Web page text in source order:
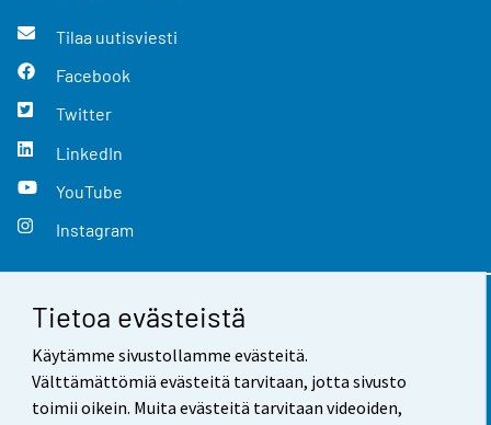
Tietoa evästeistä
Käytämme sivustollamme evästeitä.
Välttämättömiä evästeitä tarvitaan, jotta sivusto
toimii oikein. Muita evästeitä tarvitaan videoiden,
Tilaa uutisviesti
Facebook
Twitter
LinkedIn
YouTube
Instagram
Yhteystiedot
Palaute
Käyttöehdot